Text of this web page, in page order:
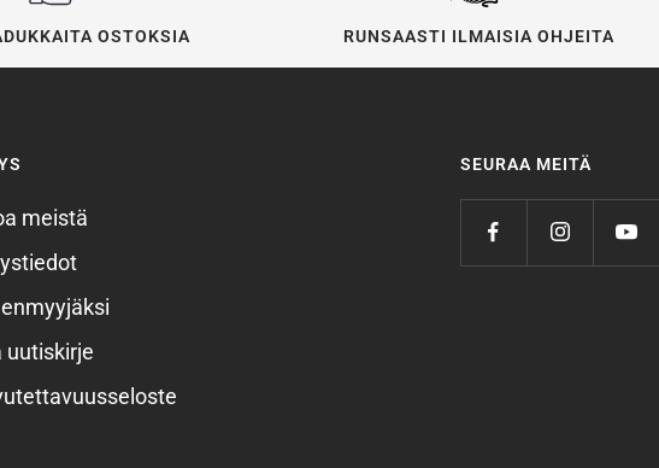
OSTOKSIA RUNSAASTI ILMAISIA OHJEITA
meistä
uutiskirje
SEURAA MEITÄ